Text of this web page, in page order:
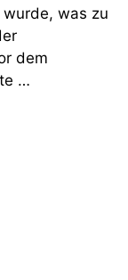
was zu
dem
…